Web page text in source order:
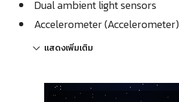
Dual ambient light sensors
Accelerometer (Accelerometer)
แสดงเพิ่มเติม